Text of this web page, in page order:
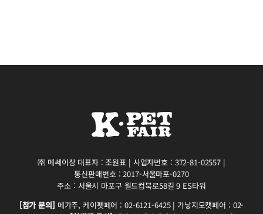
㈜ 메쎄이상 대표자 : 조원표 | 사업자번호 : 372-81-02557 |
통신판매번호 : 2017-서울마포-0270
주소 : 서울시 마포구 월드컵북로58길 9 ES타워
[참가 문의] 메가주, 케이펫페어 : 02-6121-6425 | 가낳지모캣페어 : 02-